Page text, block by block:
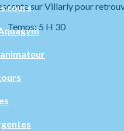
cours sur Villarly pour
5 H 30